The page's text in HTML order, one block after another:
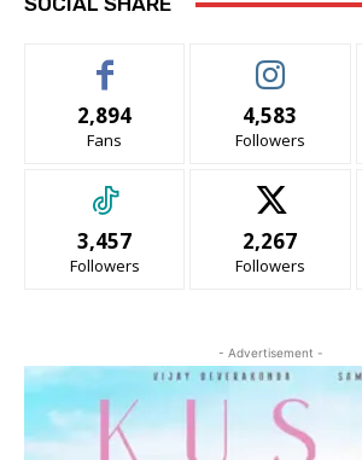
2,894
Fans
4,583
Followers
3,457
Followers
2,267
Followers
- Advertisement -